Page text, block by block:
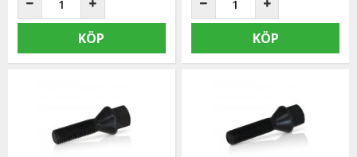
KÖP KÖP